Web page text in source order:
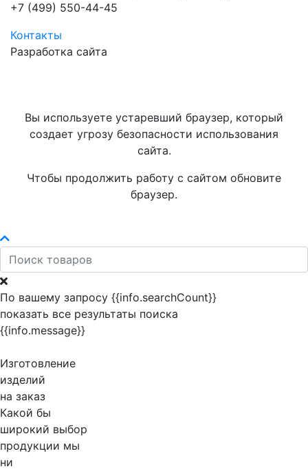
+7 (499) 550-44-45
Контакты
Разработка сайта
Вы используете устаревший браузер, который
создает угрозу безопасности использования
сайта.
Чтобы продолжить работу с сайтом обновите
браузер.
По вашему запросу {{info.searchCount}}
показать все результаты поиска
{{info.message}}
Изготовление
изделий
на заказ
Какой бы
широкий выбор
продукции мы
ни